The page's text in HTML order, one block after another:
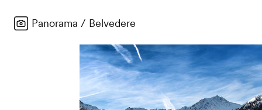
Panorama / Belvedere